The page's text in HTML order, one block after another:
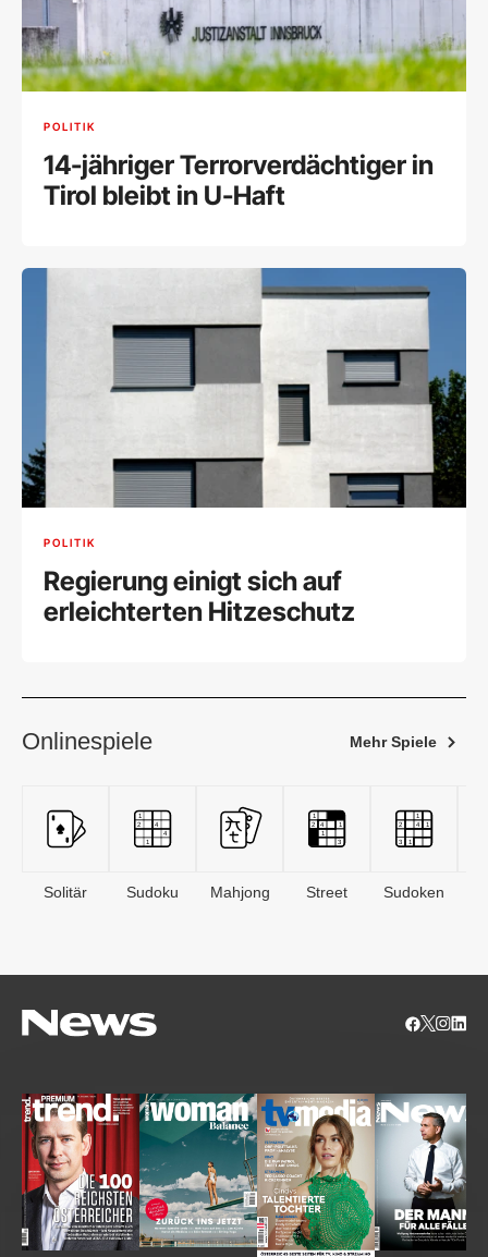
POLITIK
14-jähriger Terrorverdächtiger in
Tirol bleibt in U-Haft
POLITIK
Regierung einigt sich auf
erleichterten Hitzeschutz
Onlinespiele Mehr Spiele
Solitär Sudoku Mahjong Street Sudoken